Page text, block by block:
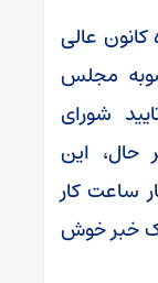
عالی
مجلس
شورای
حال، این
ساعت کار
یک خبر خوش